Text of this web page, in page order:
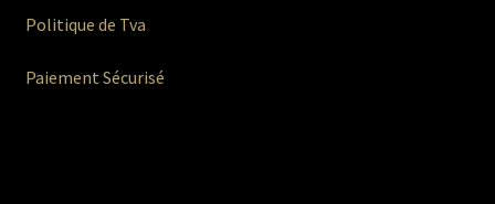
Politique de Tva
Paiement Sécurisé